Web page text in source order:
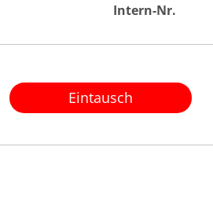
Intern-Nr.
Eintausch